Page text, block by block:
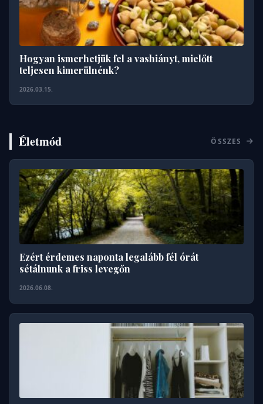
Hogyan ismerhetjük fel a vashiányt, mielőtt
teljesen kimerülnénk?
2026.03.15.
Életmód ÖSSZES
Ezért érdemes naponta legalább fél órát
sétálnunk a friss levegőn
2026.06.08.